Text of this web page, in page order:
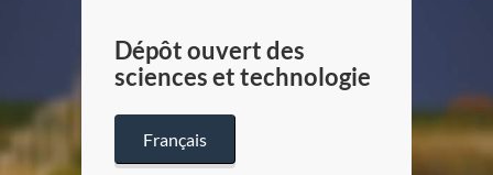
Dépôt ouvert des
sciences et technologie
Français